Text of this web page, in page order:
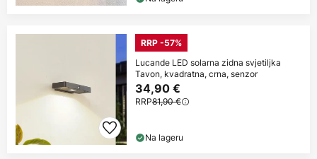
RRP -57%
Lucande LED solarna zidna svjetiljka
Tavon, kvadratna, crna, senzor
34,90 €
RRP81,90 €
Na lageru